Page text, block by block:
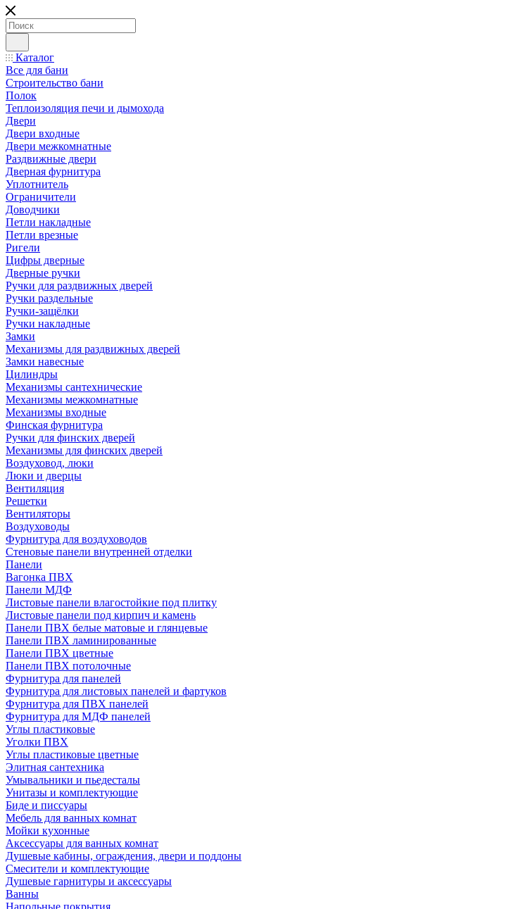
Каталог
Все для бани
Строительство бани
Полок
Теплоизоляция печи и дымохода
Двери
Двери входные
Двери межкомнатные
Раздвижные двери
Дверная фурнитура
Уплотнитель
Ограничители
Доводчики
Петли накладные
Петли врезные
Ригели
Цифры дверные
Дверные ручки
Ручки для раздвижных дверей
Ручки раздельные
Ручки-защёлки
Ручки накладные
Замки
Механизмы для раздвижных дверей
Замки навесные
Цилиндры
Механизмы сантехнические
Механизмы межкомнатные
Механизмы входные
Финская фурнитура
Ручки для финских дверей
Механизмы для финских дверей
Воздуховод, люки
Люки и дверцы
Вентиляция
Решетки
Вентиляторы
Воздуховоды
Фурнитура для воздуховодов
Стеновые панели внутренней отделки
Панели
Вагонка ПВХ
Панели МДФ
Листовые панели влагостойкие под плитку
Листовые панели под кирпич и камень
Панели ПВХ белые матовые и глянцевые
Панели ПВХ ламинированные
Панели ПВХ цветные
Панели ПВХ потолочные
Фурнитура для панелей
Фурнитура для листовых панелей и фартуков
Фурнитура для ПВХ панелей
Фурнитура для МДФ панелей
Углы пластиковые
Уголки ПВХ
Углы пластиковые цветные
Элитная сантехника
Умывальники и пьедесталы
Унитазы и комплектующие
Биде и писсуары
Мебель для ванных комнат
Мойки кухонные
Аксессуары для ванных комнат
Душевые кабины, ограждения, двери и поддоны
Смесители и комплектующие
Душевые гарнитуры и аксессуары
Ванны
Напольные покрытия